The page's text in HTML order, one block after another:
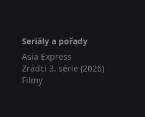
Seriály a pořady
Asia Express
Zrádci 3. série (2026)
Filmy